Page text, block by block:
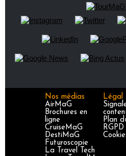
Nos médias
AirMaG
Brochures en
ligne
CruiseMaG
DestiMaG
Futuroscopie
La Travel Tech
Légal
Plan
RGPD